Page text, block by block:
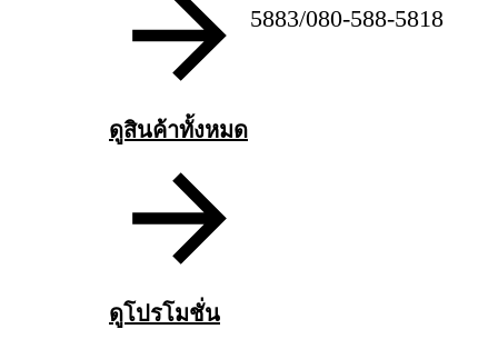
ดูสินค้าทั้งหมด
ดูโปรโมชั่น
5883/080-588-5818